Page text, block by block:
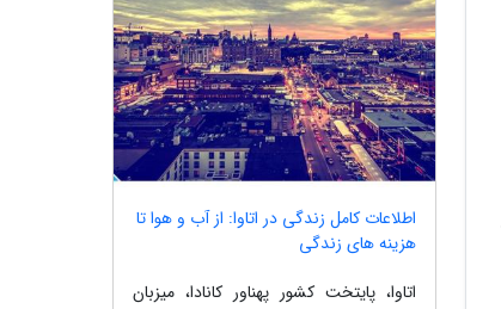
اطلاعات کامل زندگی در اتاوا: از آب و هوا تا
هزینه های زندگی
اتاوا، پایتخت کشور پهناور کانادا، میزبان